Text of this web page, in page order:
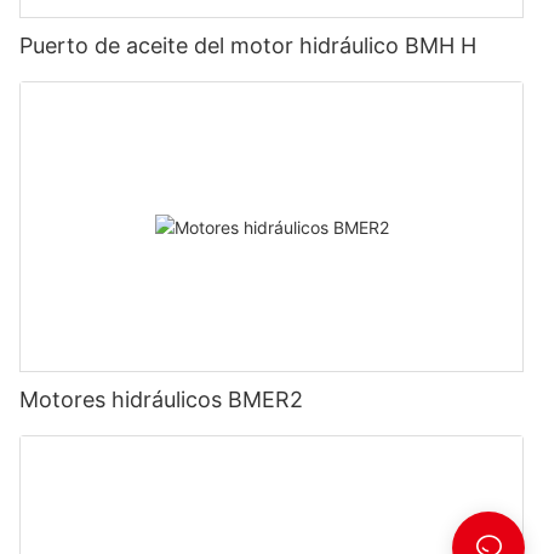
Puerto de aceite del motor hidráulico BMH H
Motores hidráulicos BMER2